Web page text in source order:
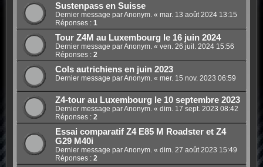
Sustenpass en Suisse
Dernier message par Anonym. « mar. 13 août 2024 13:15
Réponses : 1
Tour Z4M au Luxembourg le 16 juin 2024
Dernier message par Anonym. « ven. 26 juil. 2024 15:56
Réponses : 2
Cols autrichiens en juin 2023
Dernier message par Anonym. « mer. 15 nov. 2023 06:59
Z4-tour au Luxembourg le 10 septembre 2023
Dernier message par Anonym. « dim. 17 sept. 2023 08:42
Réponses : 2
Essai comparatif Z4 E85 M Roadster et Z4
G29 M40i
Dernier message par Anonym. « dim. 27 août 2023 15:49
Réponses : 2